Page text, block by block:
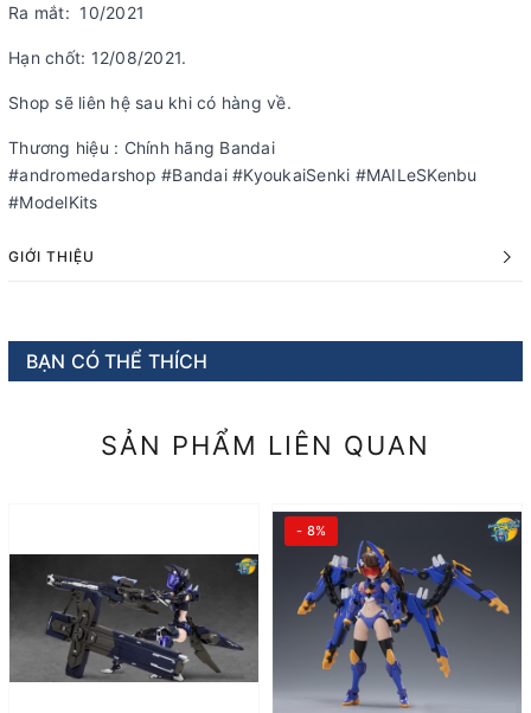
Ra mắt: 10/2021
Hạn chốt: 12/08/2021.
Shop sẽ liên hệ sau khi có hàng về.
Thương hiệu : Chính hãng Bandai
#andromedarshop #Bandai #KyoukaiSenki #MAILeSKenbu
#ModelKits
GIỚI THIỆU
BẠN CÓ THỂ THÍCH
SẢN PHẨM LIÊN QUAN
- 8%